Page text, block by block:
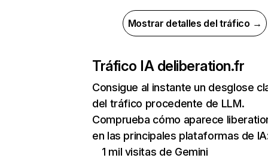
Mostrar detalles del tráfico →
Tráfico IA deliberation.fr
Consigue al instante un desglose
del tráfico procedente de LLM.
Comprueba cómo aparece
en las principales plataformas de
1 mil visitas de Gemini